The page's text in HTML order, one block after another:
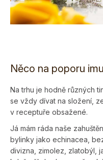
Něco na poporu
Na trhu je hodně různých
se vždy dívat na složení,
v receptuře obsažené.
Já mám ráda naše
bylinky jako echinacea,
divizna, zimolez, zlatobýl,